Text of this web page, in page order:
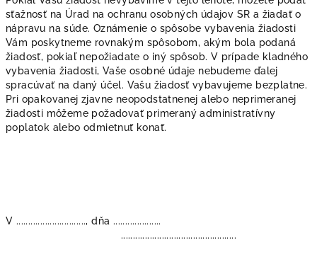
sťažnosť na Úrad na ochranu osobných údajov SR a žiadať o
nápravu na súde. Oznámenie o spôsobe vybavenia žiadosti
Vám poskytneme rovnakým spôsobom, akým bola podaná
žiadosť, pokiaľ nepožiadate o iný spôsob. V prípade kladného
vybavenia žiadosti, Vaše osobné údaje nebudeme ďalej
spracúvať na daný účel. Vašu žiadosť vybavujeme bezplatne.
Pri opakovanej zjavne neopodstatnenej alebo neprimeranej
žiadosti môžeme požadovať primeraný administratívny
poplatok alebo odmietnuť konať.
V ............................., dňa ....................
................................................